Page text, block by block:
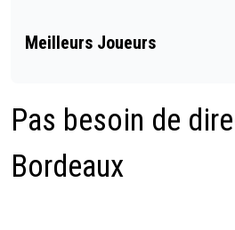
Meilleurs Joueurs
Pas besoin de
Bordeaux